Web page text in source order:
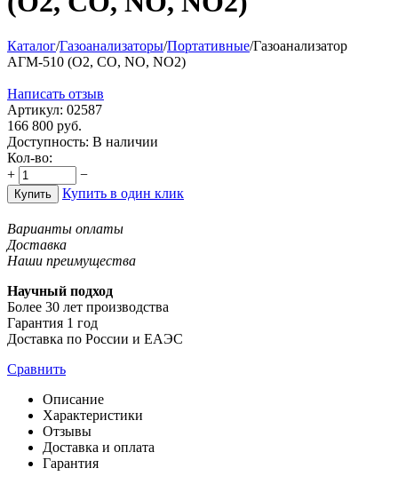
Каталог/Газоанализаторы/Портативные/Газоанализатор
АГМ-510 (О2, СО, NO, NO2)
Написать отзыв
Артикул: 02587
166 800 руб.
Доступность: В наличии
Кол-во:
+
−
Купить Купить в один клик
Варианты оплаты
Доставка
Наши преимущества
Научный подход
Более 30 лет производства
Гарантия 1 год
Доставка по России и ЕАЭС
Сравнить
Описание
Характеристики
Отзывы
Доставка и оплата
Гарантия